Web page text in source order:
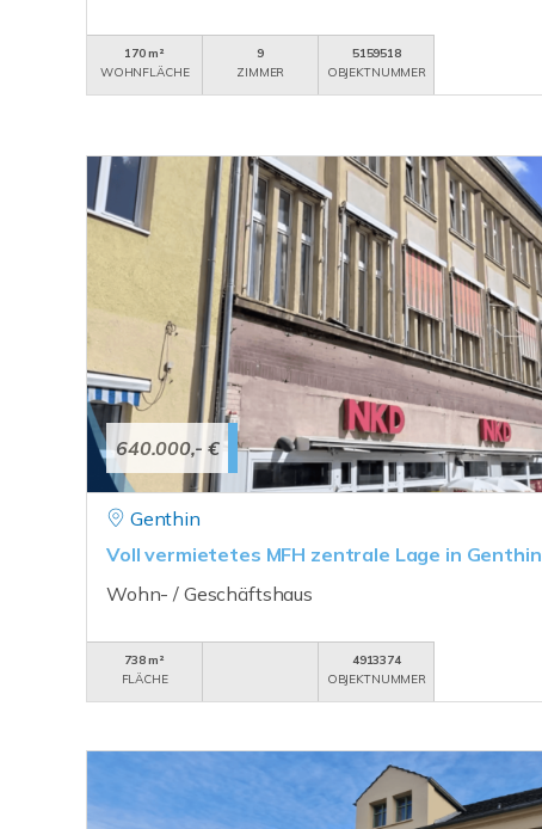
170 m²
WOHNFLÄCHE
9
ZIMMER
5159518
OBJEKTNUMMER
640.000,- €
Genthin
Voll vermietetes MFH zentrale Lage in Genthin
Wohn- / Geschäftshaus
738 m²
FLÄCHE
4913374
OBJEKTNUMMER